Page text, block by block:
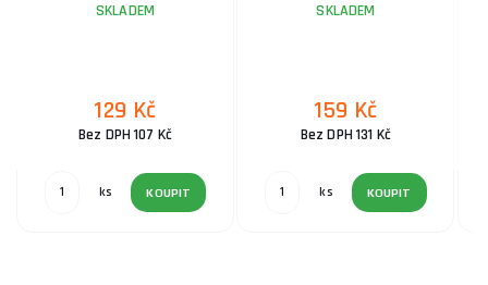
SKLADEM
129 Kč
Bez DPH 107 Kč
ks KOUPIT
SKLADEM
159 Kč
Bez DPH 131 Kč
ks KOUPIT